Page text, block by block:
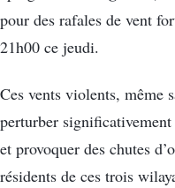
pour des rafales de vent
21h00 ce jeudi.
Ces vents violents, même
perturber
et provoquer des chutes
résidents de ces trois